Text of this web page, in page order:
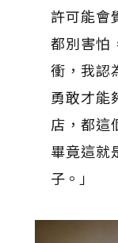
許可能會
都別害怕
衝，我認
勇敢才能
店，都這
畢竟這就
子。」